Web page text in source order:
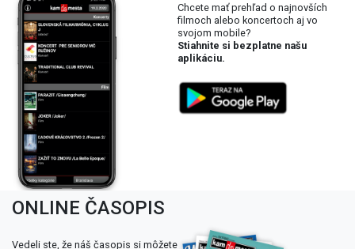
Chcete mať prehľad o najnovších
filmoch alebo koncertoch aj vo
svojom mobile?
Stiahnite si bezplatne našu
aplikáciu.
ONLINE ČASOPIS
Vedeli ste, že náš časopis si môžete